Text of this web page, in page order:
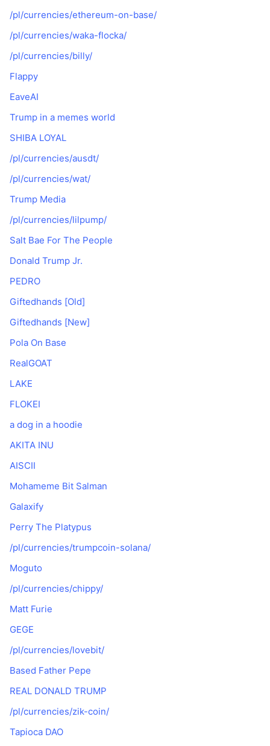
/pl/currencies/ethereum-on-base/
/pl/currencies/waka-flocka/
/pl/currencies/billy/
Flappy
EaveAI
Trump in a memes world
SHIBA LOYAL
/pl/currencies/ausdt/
/pl/currencies/wat/
Trump Media
/pl/currencies/lilpump/
Salt Bae For The People
Donald Trump Jr.
PEDRO
Giftedhands [Old]
Giftedhands [New]
Pola On Base
RealGOAT
LAKE
FLOKEI
a dog in a hoodie
AKITA INU
AISCII
Mohameme Bit Salman
Galaxify
Perry The Platypus
/pl/currencies/trumpcoin-solana/
Moguto
/pl/currencies/chippy/
Matt Furie
GEGE
/pl/currencies/lovebit/
Based Father Pepe
REAL DONALD TRUMP
/pl/currencies/zik-coin/
Tapioca DAO